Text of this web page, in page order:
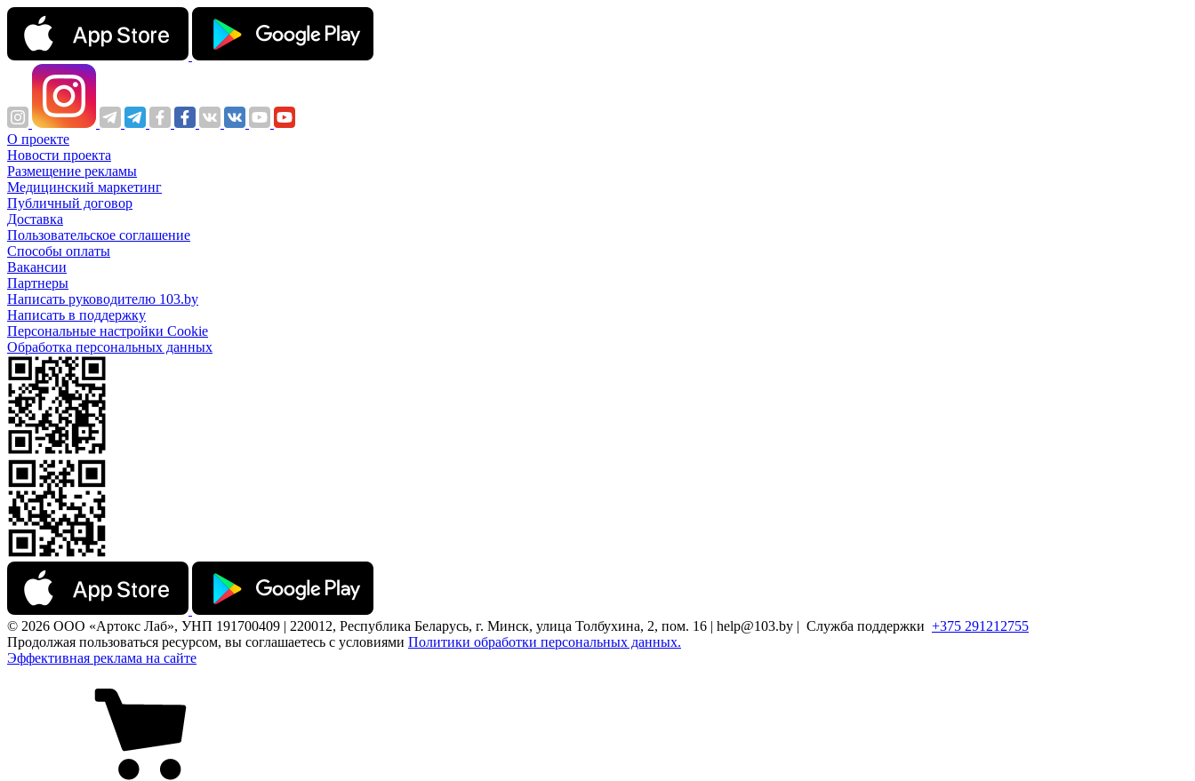
О проекте
Новости проекта
Размещение рекламы
Медицинский маркетинг
Публичный договор
Доставка
Пользовательское соглашение
Способы оплаты
Вакансии
Партнеры
Написать руководителю 103.by
Написать в поддержку
Персональные настройки Cookie
Обработка персональных данных
© 2026 ООО «Артокс Лаб», УНП 191700409 | 220012, Республика Беларусь, г. Минск, улица Толбухина, 2, пом. 16 | help@103.by | Служба поддержки +375 291212755
Продолжая пользоваться ресурсом, вы соглашаетесь с условиями Политики обработки персональных данных.
Эффективная реклама на сайте